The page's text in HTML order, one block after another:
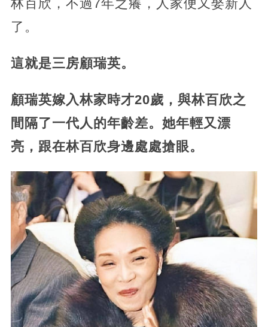
林百欣，不過7年之癢，人家便又娶新人
了。
這就是三房顧瑞英。
顧瑞英嫁入林家時才20歲，與林百欣之
間隔了一代人的年齡差。她年輕又漂
亮，跟在林百欣身邊處處搶眼。